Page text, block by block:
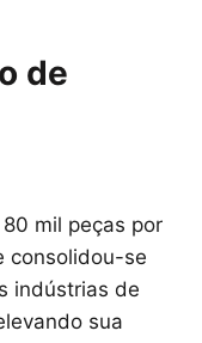
de
mil peças por
consolidou-se
indústrias de
sua